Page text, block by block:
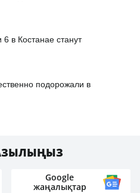
Костанае станут
подорожали в
Google
жаңалықтар